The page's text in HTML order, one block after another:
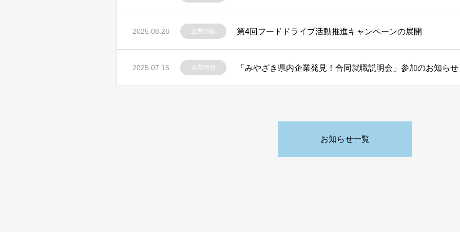
2025.08.26 企業情報 第4回フードドライブ活動推進キャンペーンの展開
2025.07.15 企業情報 「みやざき県内企業発見！合同就職説明会」参加のお知らせ
お知らせ一覧